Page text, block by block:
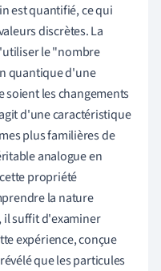
est quantifié, ce qui
discrètes. La
le "nombre
quantique d'une
soient les changements
d'une caractéristique
plus familières de
analogue en
propriété
la nature
suffit d'examiner
expérience, conçue
que les particules